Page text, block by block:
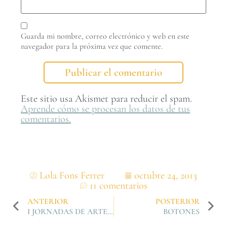
Guarda mi nombre, correo electrónico y web en este
navegador para la próxima vez que comente.
Este sitio usa Akismet para reducir el spam.
Aprende cómo se procesan los datos de tus
comentarios.
Lola Fons Ferrer
octubre 24, 2013
11 comentarios
ANTERIOR
I JORNADAS DE ARTESANIA Y DISEÑO DE VALENCIA
POSTERIOR
BOTONES